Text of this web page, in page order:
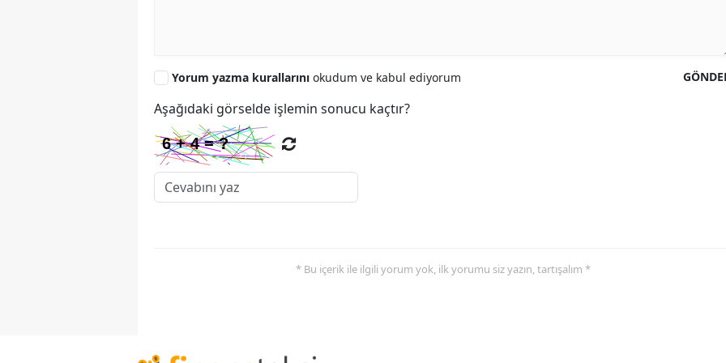
Yorum yazma kurallarını okudum ve kabul ediyorum
Aşağıdaki görselde işlemin sonucu kaçtır?
* Bu içerik ile ilgili yorum yok, ilk yorumu siz yazın, tartışalım *